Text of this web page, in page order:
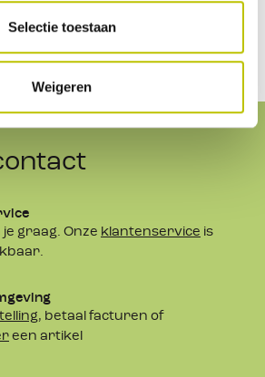
Selectie toestaan
Weigeren
graag. Onze klantenservice is
, betaal facturen of
een artikel